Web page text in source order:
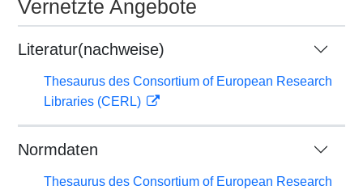
Vernetzte Angebote
Literatur(nachweise)
Thesaurus des Consortium of European Research
Libraries (CERL)
Normdaten
Thesaurus des Consortium of European Research